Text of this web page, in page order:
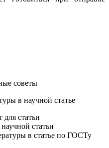
советы
в научной статье
статьи
статьи
в статье по ГОСТу